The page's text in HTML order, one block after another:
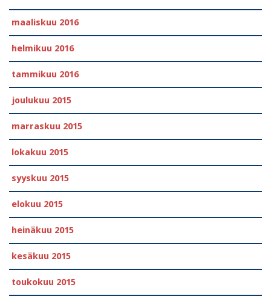
maaliskuu 2016
helmikuu 2016
tammikuu 2016
joulukuu 2015
marraskuu 2015
lokakuu 2015
syyskuu 2015
elokuu 2015
heinäkuu 2015
kesäkuu 2015
toukokuu 2015